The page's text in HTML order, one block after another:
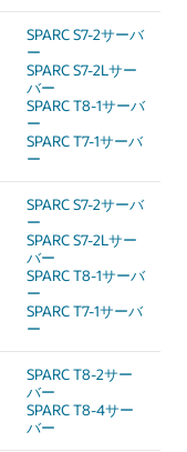
SPARC S7-2サーバ
ー
SPARC S7-2Lサー
バー
SPARC T8-1サーバ
ー
SPARC T7-1サーバ
ー
SPARC S7-2サーバ
ー
SPARC S7-2Lサー
バー
SPARC T8-1サーバ
ー
SPARC T7-1サーバ
ー
SPARC T8-2サー
バー
SPARC T8-4サー
バー